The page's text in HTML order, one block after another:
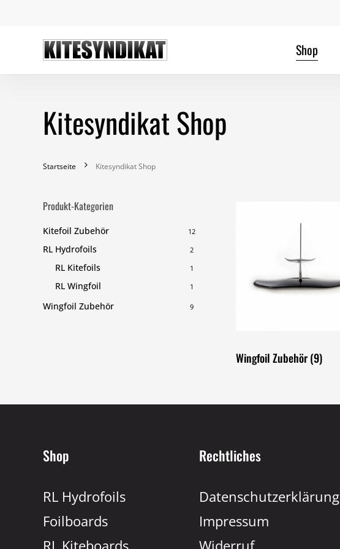
Shop
Kitesyndikat Shop
Startseite Kitesyndikat Shop
Produkt-Kategorien
Kitefoil Zubehör 12
RL Hydrofoils 2
RL Kitefoils 1
RL Wingfoil 1
Wingfoil Zubehör 9
Wingfoil Zubehör(9)
Shop
RL Hydrofoils
Foilboards
RL Kiteboards
Rechtliches
Datenschutzerklärung
Impressum
Widerruf